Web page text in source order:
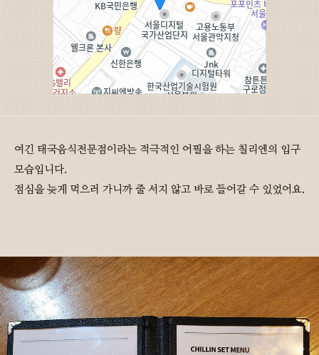
여긴 태국음식전문점이라는 적극적인 어필을 하는 칠리엔의 입구
모습입니다.
점심을 늦게 먹으러 가니까 줄 서지 않고 바로 들어갈 수 있었어요.